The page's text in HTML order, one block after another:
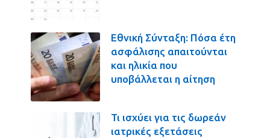
Εθνική Σύνταξη: Πόσα έτη
ασφάλισης απαιτούνται
και ηλικία που
υποβάλλεται η αίτηση
Τι ισχύει για τις δωρεάν
ιατρικές εξετάσεις